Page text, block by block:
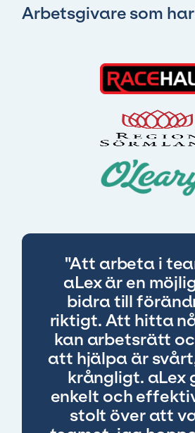
Arbetsgivare som
"Att arbeta i
aLex är en
bidra till
riktigt. Att hitta
kan arbetsrätt
att hjälpa är
krångligt. aLex
enkelt och
stolt över att